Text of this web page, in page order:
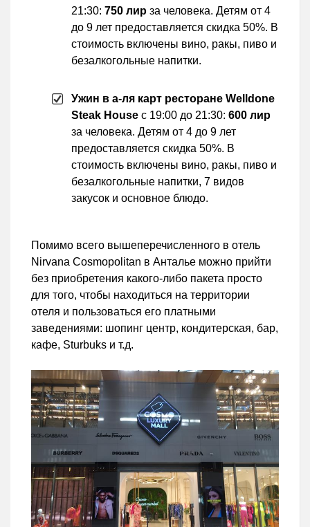
21:30: 750 лир за человека. Детям от 4
до 9 лет предоставляется скидка 50%. В
стоимость включены вино, ракы, пиво и
безалкогольные напитки.
Ужин в а-ля карт ресторане Welldone
Steak House с 19:00 до 21:30: 600 лир
за человека. Детям от 4 до 9 лет
предоставляется скидка 50%. В
стоимость включены вино, ракы, пиво и
безалкогольные напитки, 7 видов
закусок и основное блюдо.
Помимо всего вышеперечисленного в отель
Nirvana Cosmopolitan в Анталье можно прийти
без приобретения какого-либо пакета просто
для того, чтобы находиться на территории
отеля и пользоваться его платными
заведениями: шопинг центр, кондитерская, бар,
кафе, Sturbuks и т.д.